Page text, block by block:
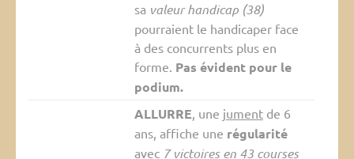
sa valeur handicap (38)
pourraient le handicaper face
à des concurrents plus en
forme. Pas évident pour le
podium.
ALLURRE, une jumentde 6
ans, affiche une régularité
avec 7 victoires en 43 courses